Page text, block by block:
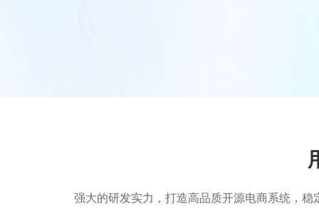
强大的研发实力，打造高品质开源电商系统，